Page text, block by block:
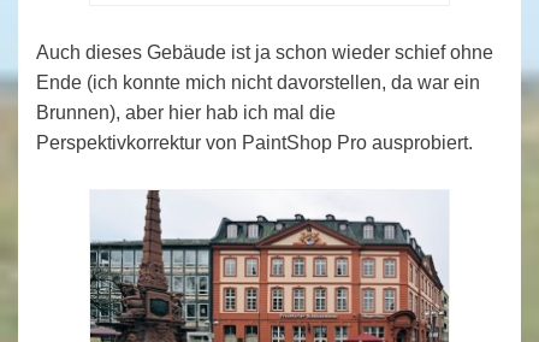
Auch dieses Gebäude ist ja schon wieder schief ohne
Ende (ich konnte mich nicht davorstellen, da war ein
Brunnen), aber hier hab ich mal die
Perspektivkorrektur von PaintShop Pro ausprobiert.